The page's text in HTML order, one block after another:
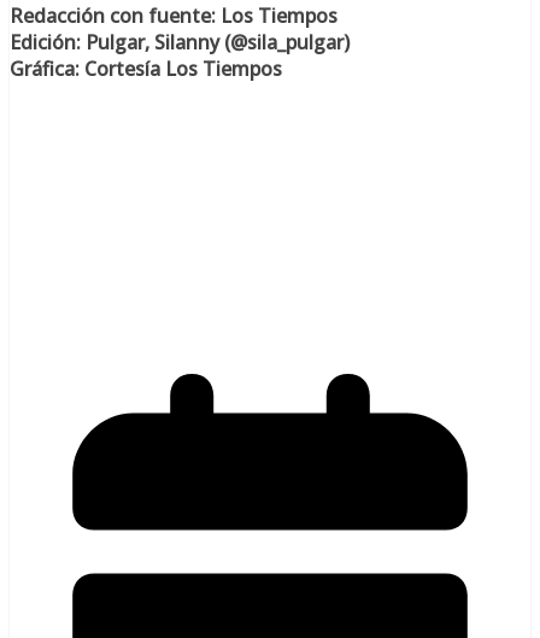
Redacción con fuente: Los Tiempos
Edición: Pulgar, Silanny (@sila_pulgar)
Gráfica: Cortesía Los Tiempos